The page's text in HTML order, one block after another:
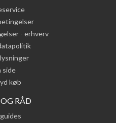
- erhverv
side
køb
RÅD